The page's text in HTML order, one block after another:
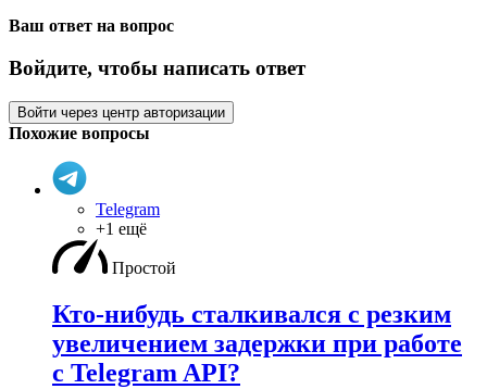
Ваш ответ на вопрос
Войдите, чтобы написать ответ
Войти через центр авторизации
Похожие вопросы
Telegram
+1 ещё
Простой
Кто-нибудь сталкивался с резким
увеличением задержки при работе
с Telegram API?